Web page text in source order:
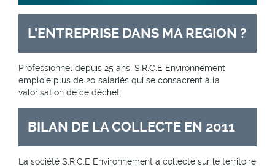
L'ENTREPRISE DANS MA REGION ?
Professionnel depuis 25 ans, S.R.C.E Environnement
emploie plus de 20 salariés qui se consacrent à la
valorisation de ce déchet.
BILAN DE LA COLLECTE EN 2011
La société S.R.C.E Environnement a collecté sur le territoire